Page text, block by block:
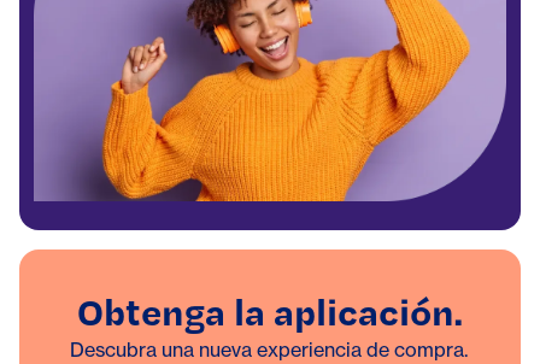
Obtenga la aplicación.
Descubra una nueva experiencia de compra.